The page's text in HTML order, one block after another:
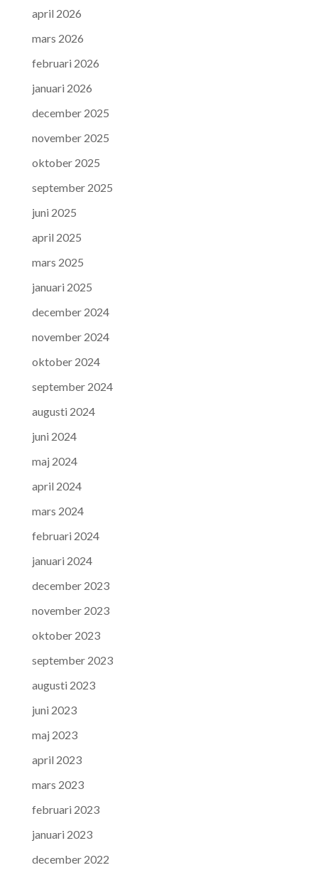
april 2026
mars 2026
februari 2026
januari 2026
december 2025
november 2025
oktober 2025
september 2025
juni 2025
april 2025
mars 2025
januari 2025
december 2024
november 2024
oktober 2024
september 2024
augusti 2024
juni 2024
maj 2024
april 2024
mars 2024
februari 2024
januari 2024
december 2023
november 2023
oktober 2023
september 2023
augusti 2023
juni 2023
maj 2023
april 2023
mars 2023
februari 2023
januari 2023
december 2022